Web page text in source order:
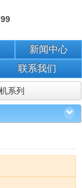
新闻中心
联系我们
系列